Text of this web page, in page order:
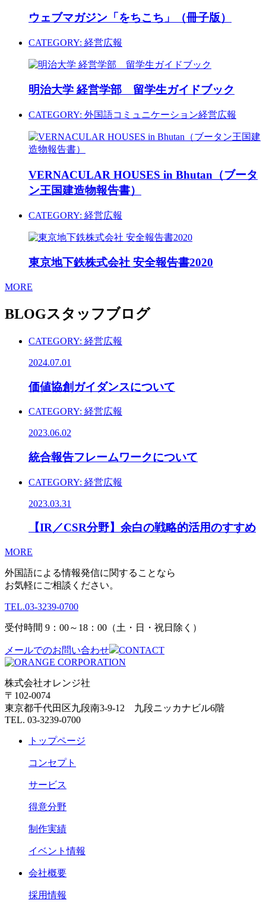
ウェブマガジン「をちこち」（冊子版）
CATEGORY: 経営広報
明治大学 経営学部 留学生ガイドブック
CATEGORY: 外国語コミュニケーション経営広報
VERNACULAR HOUSES in Bhutan（ブータ
ン王国建造物報告書）
CATEGORY: 経営広報
東京地下鉄株式会社 安全報告書2020
MORE
BLOGスタッフブログ
CATEGORY: 経営広報
2024.07.01
価値協創ガイダンスについて
CATEGORY: 経営広報
2023.06.02
統合報告フレームワークについて
CATEGORY: 経営広報
2023.03.31
【IR／CSR分野】余白の戦略的活用のすすめ
MORE
外国語による情報発信に関することなら
お気軽にご相談ください。
TEL.03-3239-0700
受付時間 9：00～18：00（土・日・祝日除く）
メールでのお問い合わせ CONTACT
株式会社オレンジ社
〒102-0074
東京都千代田区九段南3-9-12 九段ニッカナビル6階
TEL. 03-3239-0700
トップページ
コンセプト
サービス
得意分野
制作実績
イベント情報
会社概要
採用情報